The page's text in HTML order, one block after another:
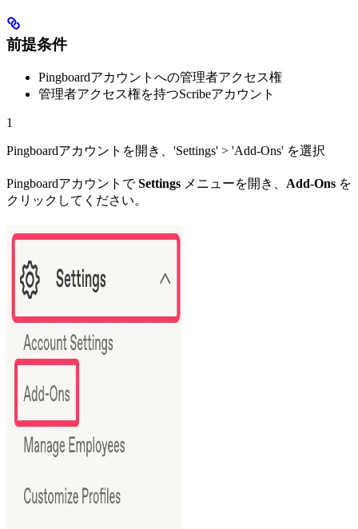
前提条件
Pingboardアカウントへの管理者アクセス権
管理者アクセス権を持つScribeアカウント
1
Pingboardアカウントを開き、'Settings' > 'Add-Ons' を選択
PingboardアカウントでSettings メニューを開き、 Add-Ons を
クリックしてください。